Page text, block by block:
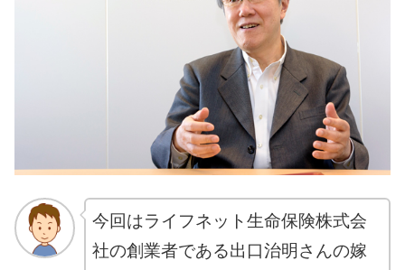
今回はライフネット生命保険株式会
社の創業者である出口治明さんの嫁